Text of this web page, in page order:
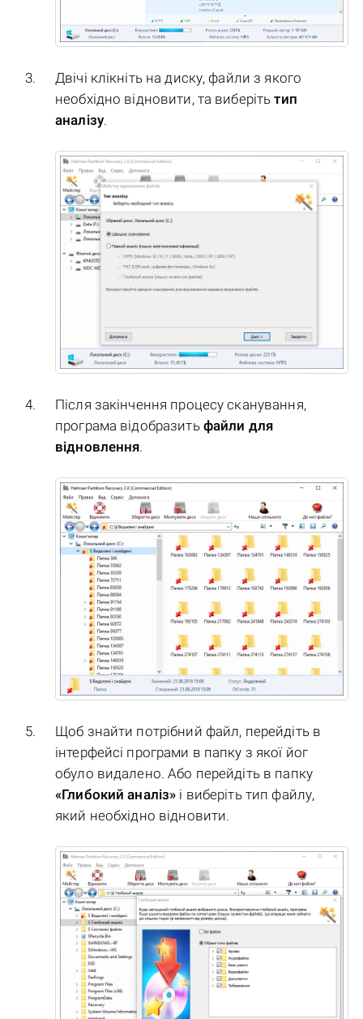
Двічі клікніть на диску, файли з якого
необхідно відновити, та виберітьтип
аналізу.
Після закінчення процесу сканування,
програма відобразить файли для
відновлення.
Щоб знайти потрібний файл, перейдіть в
інтерфейсі програми в папку з якої йог
обуло видалено. Або перейдіть в папку
«Глибокий аналіз» і виберіть тип файлу,
який необхідно відновити.